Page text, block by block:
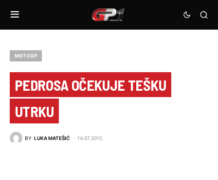
MOTOGP
PEDROSA OČEKUJE TEŠKU
UTRKU
BY LUKA MATEŠIĆ 14.07.2012.